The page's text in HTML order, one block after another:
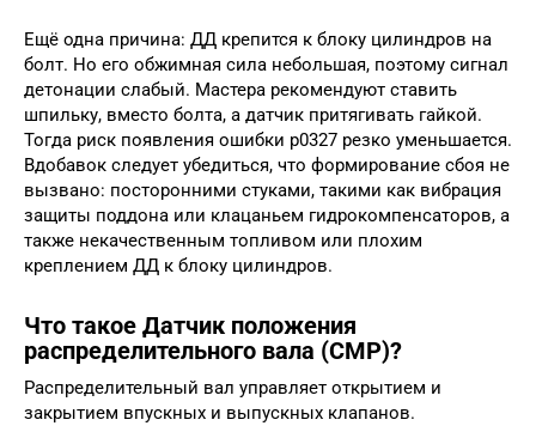
Ещё одна причина: ДД крепится к блоку цилиндров на
болт. Но его обжимная сила небольшая, поэтому сигнал
детонации слабый. Мастера рекомендуют ставить
шпильку, вместо болта, а датчик притягивать гайкой.
Тогда риск появления ошибки p0327 резко уменьшается.
Вдобавок следует убедиться, что формирование сбоя не
вызвано: посторонними стуками, такими как вибрация
защиты поддона или клацаньем гидрокомпенсаторов, а
также некачественным топливом или плохим
креплением ДД к блоку цилиндров.
Что такое Датчик положения
распределительного вала (CMP)?
Распределительный вал управляет открытием и
закрытием впускных и выпускных клапанов.